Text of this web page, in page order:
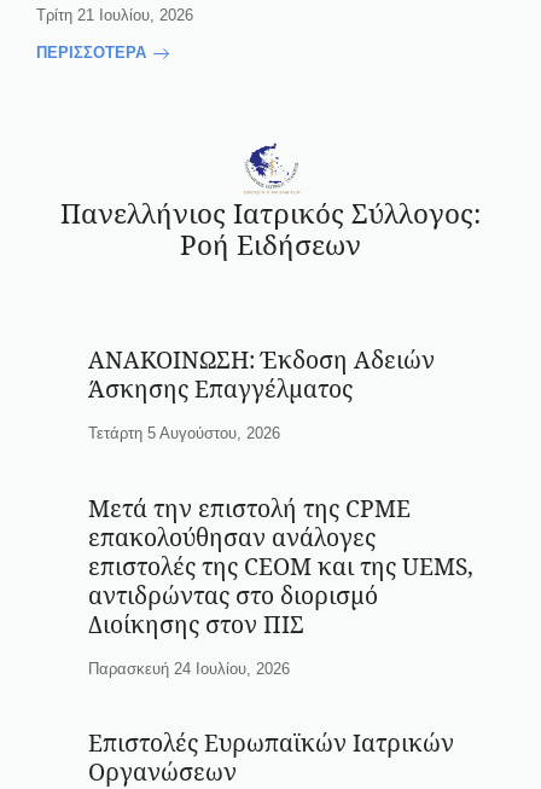
Τρίτη 21 Ιουλίου, 2026
ΠΕΡΙΣΣΟΤΕΡΑ
Πανελλήνιος Ιατρικός Σύλλογος:
Ροή Ειδήσεων
ΑΝΑΚΟΙΝΩΣΗ: Έκδοση Αδειών
Άσκησης Επαγγέλματος
Τετάρτη 5 Αυγούστου, 2026
Μετά την επιστολή της CPME
επακολούθησαν ανάλογες
επιστολές της CEOM και της UEMS,
αντιδρώντας στο διορισμό
Διοίκησης στον ΠΙΣ
Παρασκευή 24 Ιουλίου, 2026
Επιστολές Ευρωπαϊκών Ιατρικών
Οργανώσεων